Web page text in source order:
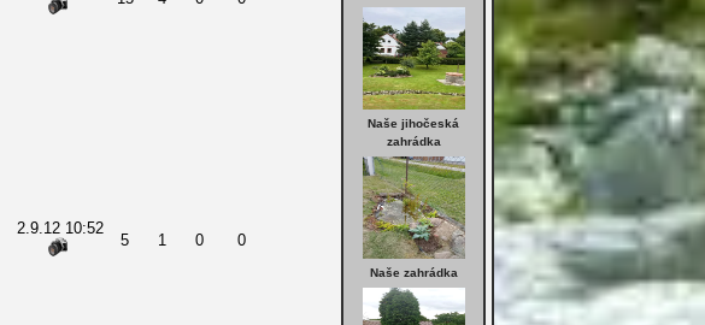
Naše jihočeská
zahrádka
Naše zahrádka
2.9.12 10:52
5 1 0 0